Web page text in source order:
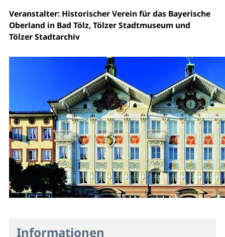
Veranstalter: Historischer Verein für das Bayerische
Oberland in Bad Tölz, Tölzer Stadtmuseum und
Tölzer Stadtarchiv
Informationen